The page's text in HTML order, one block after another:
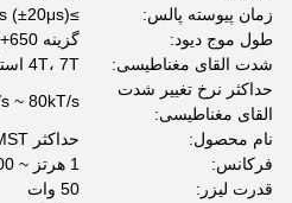
زمان پیوسته پالس:
≥250μs (±20μs)
طول موج دیود:
گزینه 650+808nm 5600mw
شدت القای مغناطیسی:
4T، 7T استاندارد، 5T گزینه 2 کانال
حداکثر نرخ تغییر شدت
القای مغناطیسی:
~ 80kT/s
نام محصول:
حداکثر GMS PMST
فرکانس:
1 هرتز ~ 100 هرتز
قدرت لیزر:
50 وات